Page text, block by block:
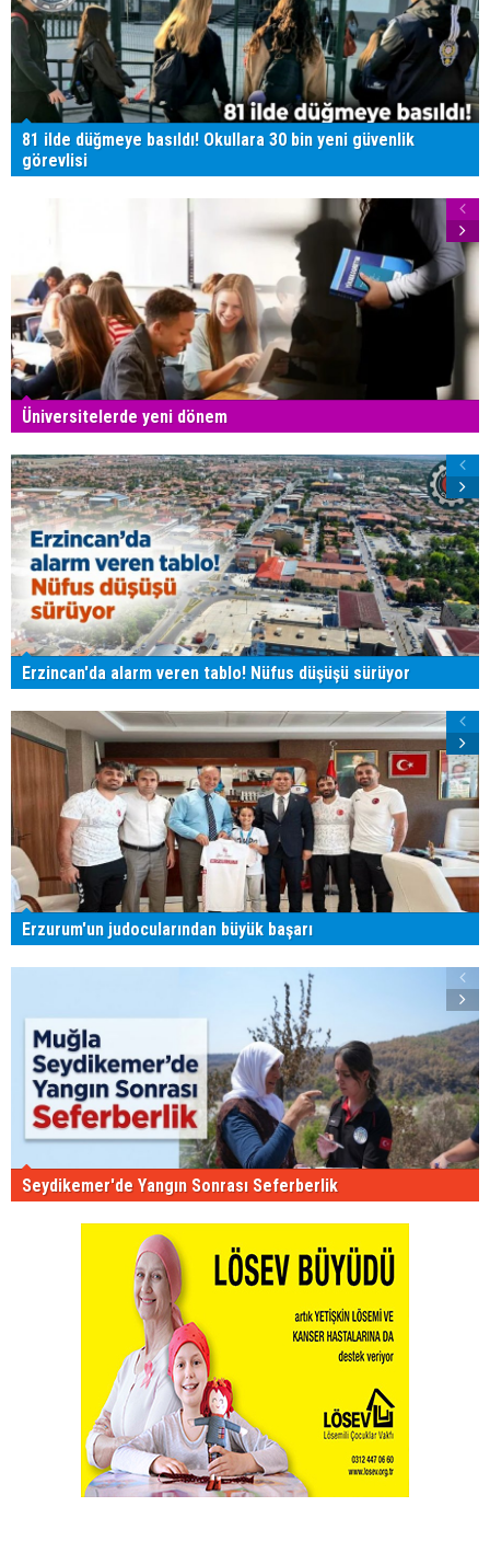
81 ilde düğmeye basıldı! Okullara 30 bin yeni güvenlik
görevlisi
Üniversitelerde yeni dönem
Erzincan'da alarm veren tablo! Nüfus düşüşü sürüyor
Erzurum'un judocularından büyük başarı
Seydikemer'de Yangın Sonrası Seferberlik